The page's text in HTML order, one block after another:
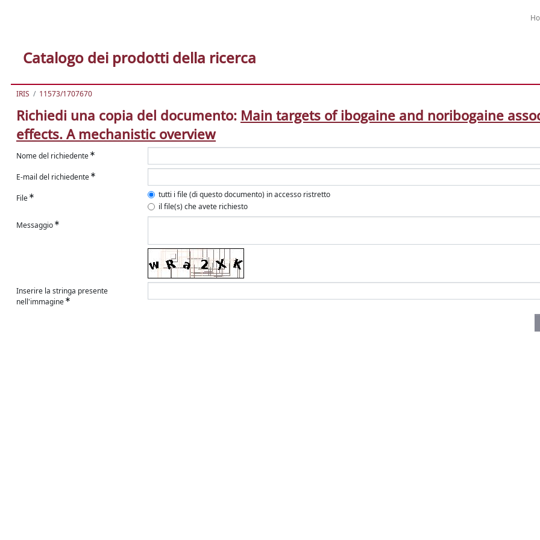
Catalogo dei prodotti della ricerca
IRIS 11573/1707670
Richiedi una copia del documento: Main targets of ibogaine and noribogaine
effects. A mechanistic overview
Nome del richiedente
E-mail del richiedente
File
tutti i file (di questo documento) in accesso ristretto
il file(s) che avete richiesto
Messaggio
Inserire la stringa presente
nell'immagine